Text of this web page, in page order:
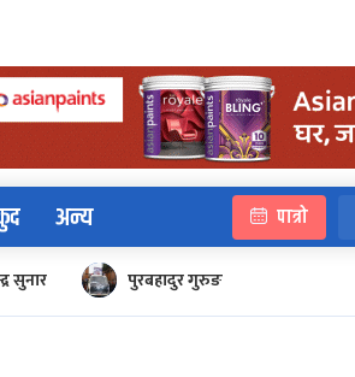
अन्य पात्रो
सुनार पुरबहादुर गुरुङ